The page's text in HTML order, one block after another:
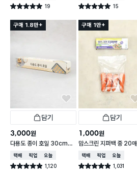
별점 5.0점 19
건 작성 별점 5.0점 15
건 작성
구매 1.8만+
담기
3,000원
다용도 종이 호일 30cmX
30m
택배배송매장픽업오늘배송
별점 4.9점 1,120
건 작성
구매 1만+
담기
1,000원
맘스크린 지퍼백 중 20매
택배배송매장픽업오늘배송
별점 4.9점 1,031
건 작성